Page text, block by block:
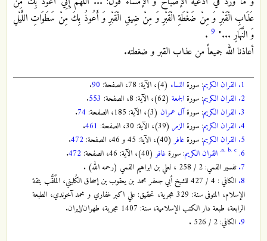
عَذَابِ‏ الْقَبْرِ وَ مِنْ ضَغْطَةِ الْقَبْرِ وَ مِنْ ضِيقِ الْقَبْرِ وَ أَعُوذُ بِكَ مِنْ سَطَوَاتِ اللَّيْلِ
وَ النَّهَارِ ..." 9
.
أعاذنا الله جميعاً من عذاب القبر و ضغطته.
1. القران الكريم: سورةالنساء (4)، الآية: 78، الصفحة: 90
.
2. القران الكريم: سورةالجمعة (62)، الآية: 8، الصفحة: 553
.
3. القران الكريم: سورةآل عمران (3)، الآية: 185، الصفحة: 74
.
4. القران الكريم: سورةالزمر (39)، الآية: 30، الصفحة: 461
.
5. القران الكريم: سورةغافر(40)، الآية: 45 و 46، الصفحة: 472
.
6.
a. b. c. القران الكريم: سورةغافر(40)، الآية: 46، الصفحة: 472
.
7. تفسير القمي: 2 / 258 ، لعلي بن ابراهيم القمي (رحمه الله) .
8. الكافي : 4 / 427
للشيخ أبي جعفر محمد بن يعقوب بن إسحاق الكُليني، المُلَقَّب بثقة
الإسلام، المتوفى سنة: 329 هجرية، تحقيق: علي اكبر غفاري و محمد آخوندي، الطبعة
الرابعة، طبعة دار الكتب الإسلامية، سنة: 1407 هجرية، طهران/إيران
.
9. الكافي: 2 / 526 .